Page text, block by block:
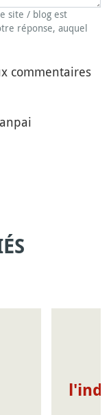
site / blog est
réponse, auquel
commentaires